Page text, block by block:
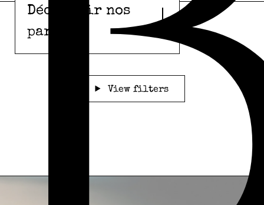
Découvrir nos
parfums
View filters